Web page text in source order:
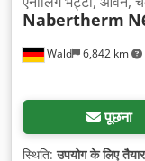
Wald 6,842 km
Nabertherm
पूछना
स्थिति:उपयोग के लिए